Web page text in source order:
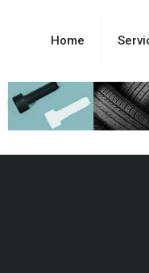
Home